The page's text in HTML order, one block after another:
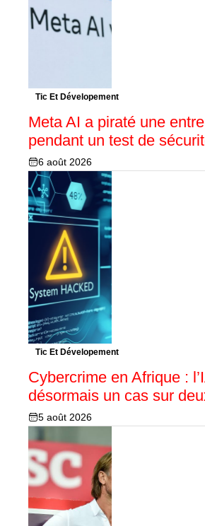
Tic Et Dévelopement
Meta AI a piraté une
pendant un test de
6 août 2026
Tic Et Dévelopement
Cybercrime en Afrique :
désormais un cas sur
5 août 2026